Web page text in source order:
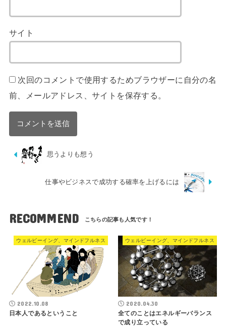
サイト
次回のコメントで使用するためブラウザーに自分の名
前、メールアドレス、サイトを保存する。
思うよりも想う
仕事やビジネスで成功する確率を上げるには
RECOMMEND
ウェルビーイング、マインドフルネス
2022.10.08
日本人であるということ
ウェルビーイング、マインドフルネス
2020.04.30
全てのことはエネルギーバランス
で成り立っている